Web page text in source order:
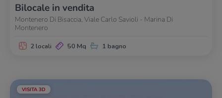
Bilocale in vendita
Montenero Di Bisaccia, Viale Carlo Savioli - Marina Di
Montenero
2 locali 50 Mq 1 bagno
VISITA 3D